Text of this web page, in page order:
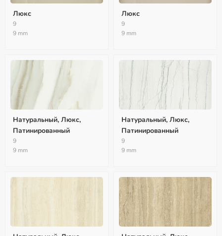
Люкс
9
9 mm
Люкс
9
9 mm
Натуральный, Люкс,
Патинированный
9
9 mm
Натуральный, Люкс,
Патинированный
9
9 mm